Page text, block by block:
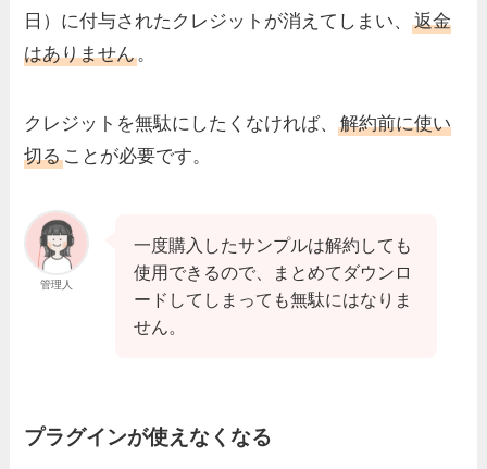
日）に付与されたクレジットが消えてしまい、返金
はありません。
クレジットを無駄にしたくなければ、解約前に使い
切ることが必要です。
管理人
一度購入したサンプルは解約しても
使用できるので、まとめてダウンロ
ードしてしまっても無駄にはなりま
せん。
プラグインが使えなくなる